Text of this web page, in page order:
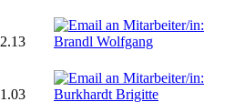
2.13
1.03